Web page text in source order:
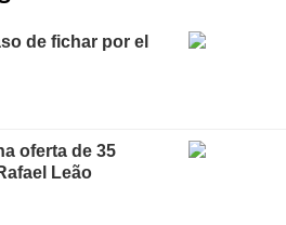
de fichar por el
oferta de 35
Leão